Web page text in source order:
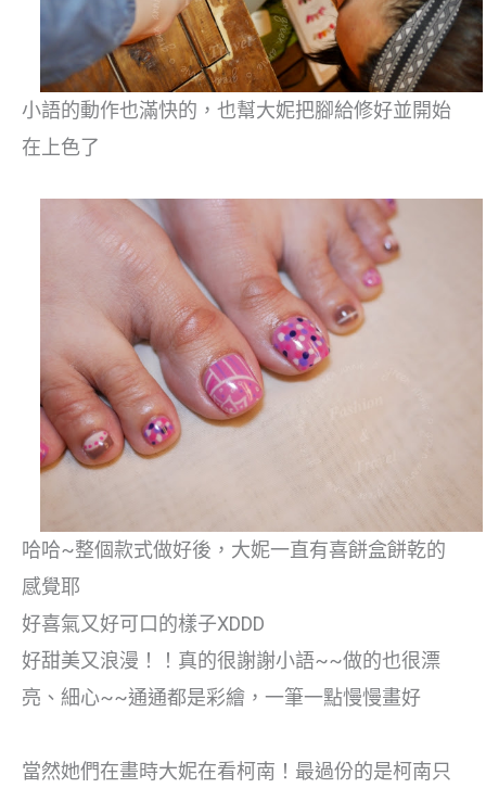
小語的動作也滿快的，也幫大妮把腳給修好並開始
在上色了
哈哈~整個款式做好後，大妮一直有喜餅盒餅乾的
感覺耶
好喜氣又好可口的樣子XDDD
好甜美又浪漫！！真的很謝謝小語~~做的也很漂
亮、細心~~通通都是彩繪，一筆一點慢慢畫好
當然她們在畫時大妮在看柯南！最過份的是柯南只